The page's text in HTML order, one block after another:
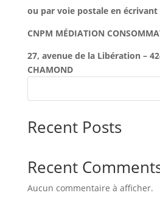
ou par voie postale en écrivant
CNPM MÉDIATION
27, avenue de la Libération –
CHAMOND
Recent Posts
Recent
Aucun commentaire à afficher.